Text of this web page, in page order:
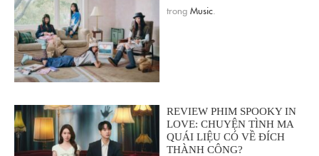
trong Music
REVIEW PHIM SPOOKY IN
LOVE: CHUYỆN TÌNH MA
QUÁI LIỆU CÓ VỀ ĐÍCH
THÀNH CÔNG?